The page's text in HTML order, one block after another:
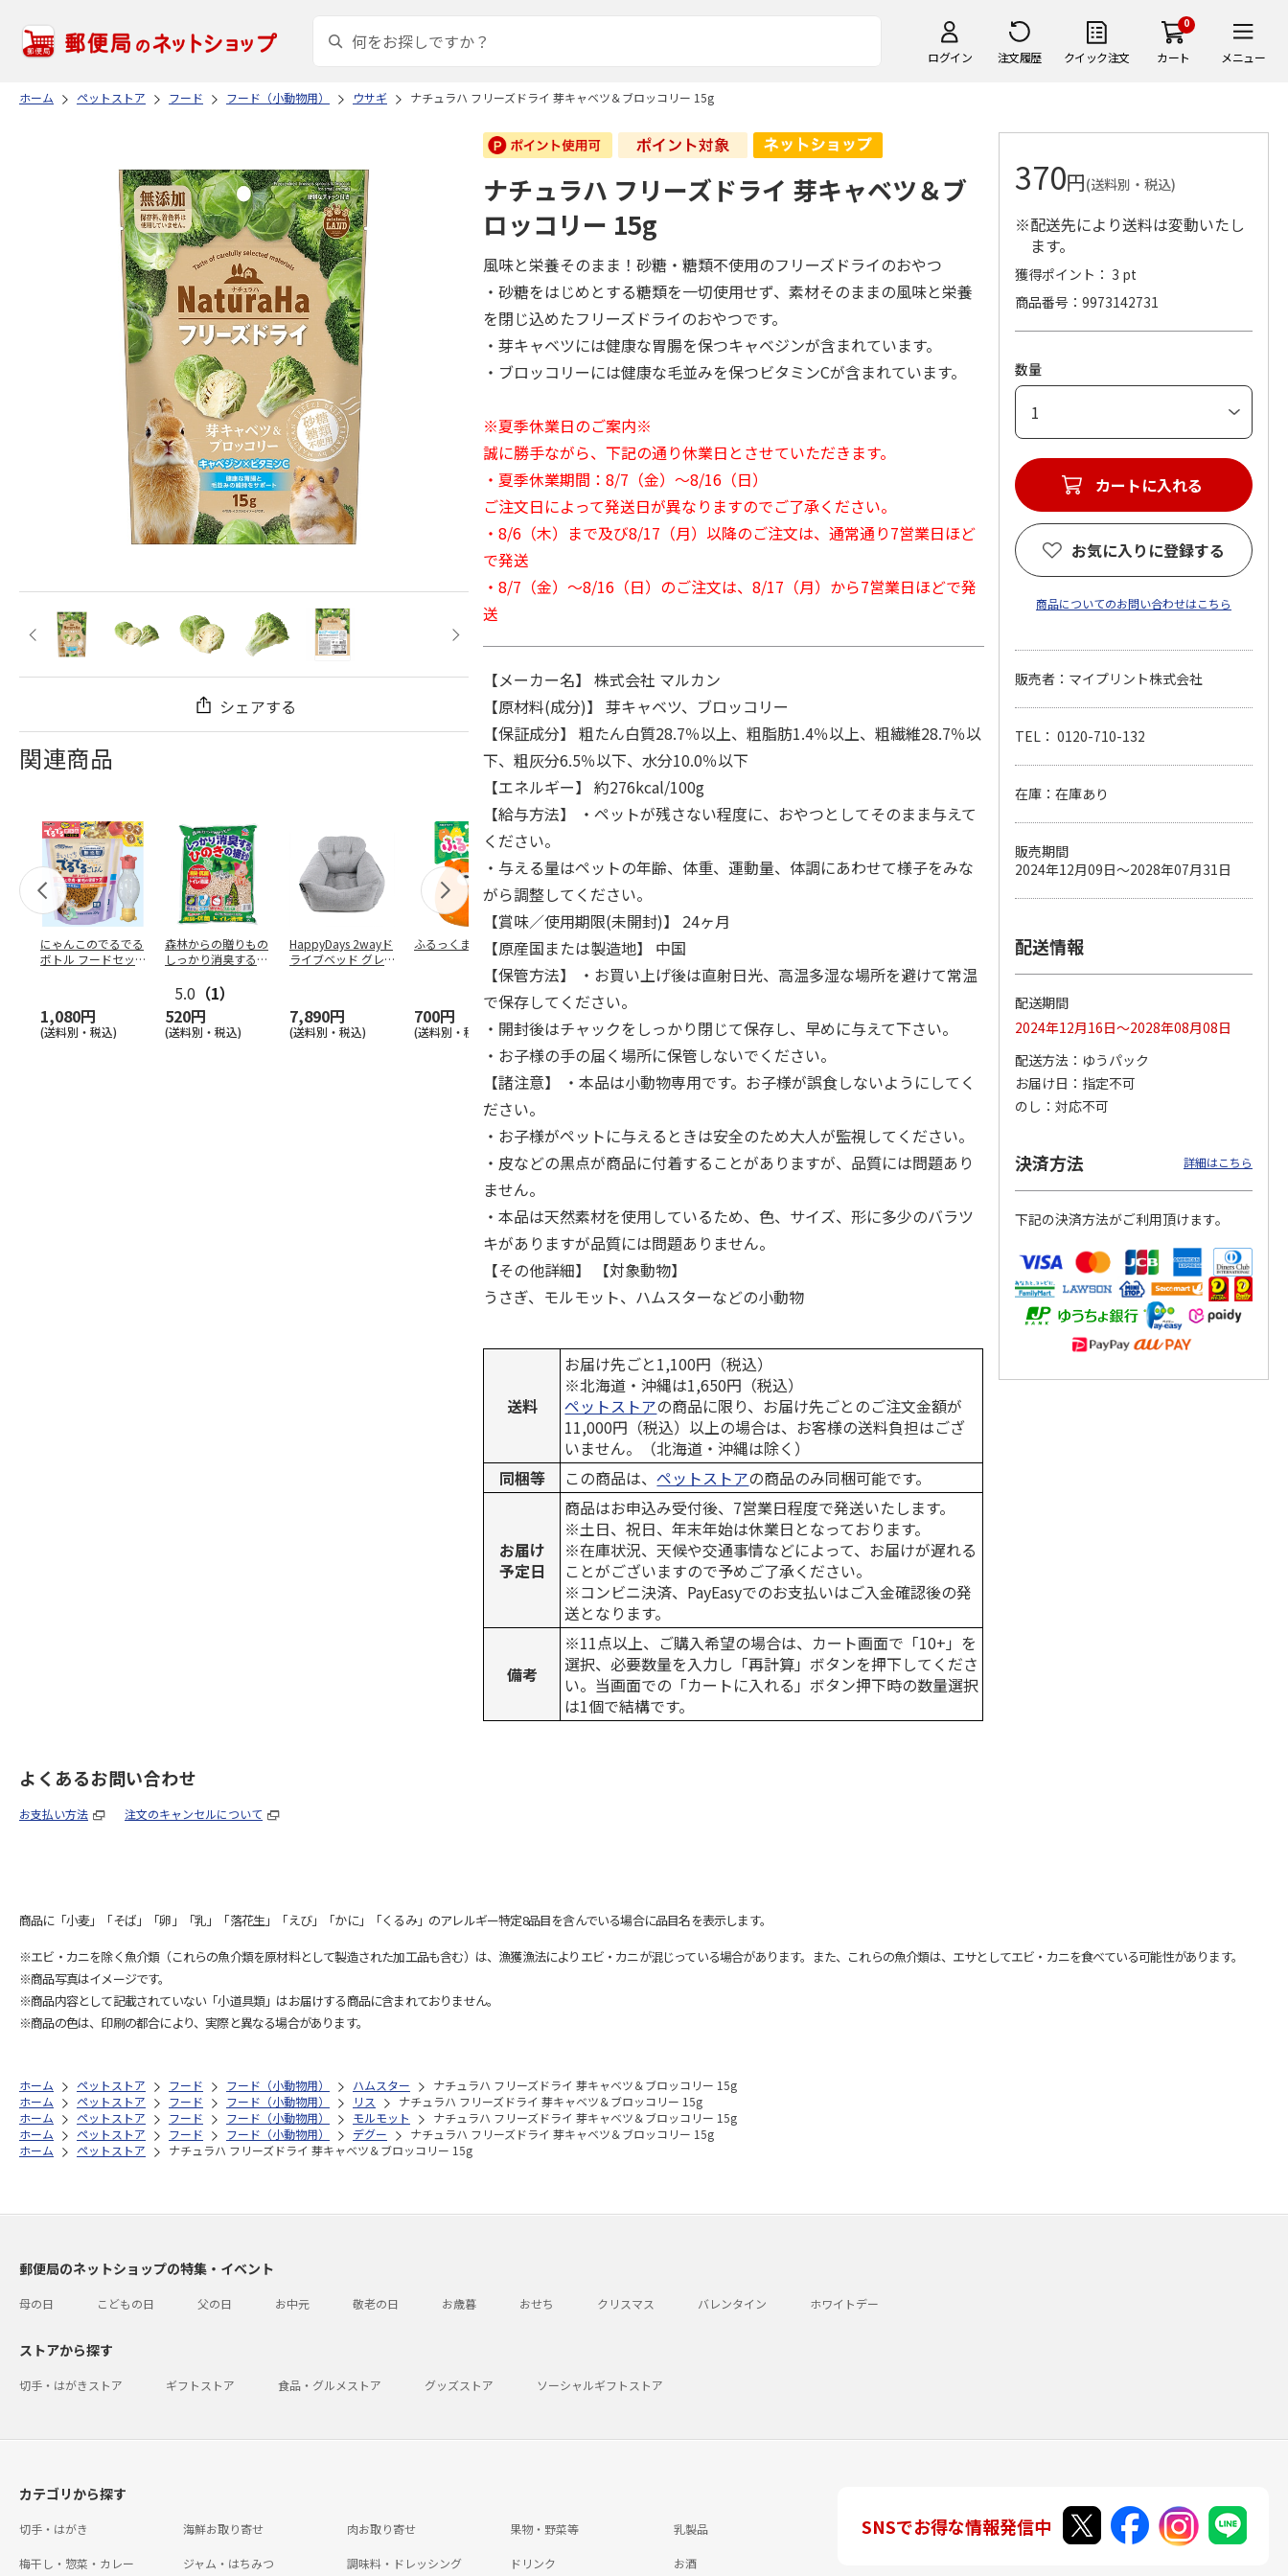
ログイン 注文履歴 クイック注文
0
カート メニュー
ホーム ペットストア フード フード（小動物用） ウサギ ナチュラハ フリーズドライ 芽キャベツ＆ブロッコリー 15g
シェアする
関連商品
にゃんこのでるでる
ボトル フードセッ
1,080円
(送料別・税込)
森林からの贈りもの
しっかり消臭するひ
5.0 （1）
520円
(送料別・税込)
HappyDays 2wayド
ライブベッド グレ
7,890円
(送料別・税込)
ふるっくま みかん
700円
(送料別・税込)
デオトイレ 飛び散
らない消臭・抗菌サ
ンド 4L
1,320円
(送料別・税込)
獣医師開発 ニオイ
をとる砂専用 猫ト
イレ ナチュラルグ
(送料別・税込)
ぐるぐるボーン型 S
(送料別・税込)
こ用 まぐろ・かつ
(送料別・税込)
ペット線香 虹のか
なた フルーティフ
ローラルの香り
590円
(送料別・税込)
えBOX とりささ…
380円
(送料別・税込)
ナチュラハ フリーズドライ 芽キャベツ＆ブ
ロッコリー 15g
風味と栄養そのまま！砂糖・糖類不使用のフリーズドライのおやつ
・砂糖をはじめとする糖類を一切使用せず、素材そのままの風味と栄養
を閉じ込めたフリーズドライのおやつです。
・芽キャベツには健康な胃腸を保つキャベジンが含まれています。
・ブロッコリーには健康な毛並みを保つビタミンCが含まれています。
※夏季休業日のご案内※
誠に勝手ながら、下記の通り休業日とさせていただきます。
・夏季休業期間：8/7（金）～8/16（日）
ご注文日によって発送日が異なりますのでご了承ください。
・8/6（木）まで及び8/17（月）以降のご注文は、通常通り7営業日ほど
で発送
・8/7（金）～8/16（日）のご注文は、8/17（月）から7営業日ほどで発
送
【メーカー名】 株式会社 マルカン
【原材料(成分)】 芽キャベツ、ブロッコリー
【保証成分】 粗たん白質28.7％以上、粗脂肪1.4％以上、粗繊維28.7％以
下、粗灰分6.5％以下、水分10.0％以下
【エネルギー】 約276kcal/100g
【給与方法】 ・ペットが残さない程度に、おやつとしてそのまま与えて
ください。
・与える量はペットの年齢、体重、運動量、体調にあわせて様子をみな
がら調整してください。
【賞味／使用期限(未開封)】 24ヶ月
【原産国または製造地】 中国
【保管方法】 ・お買い上げ後は直射日光、高温多湿な場所を避けて常温
で保存してください。
・開封後はチャックをしっかり閉じて保存し、早めに与えて下さい。
・お子様の手の届く場所に保管しないでください。
【諸注意】 ・本品は小動物専用です。お子様が誤食しないようにしてく
ださい。
・お子様がペットに与えるときは安全のため大人が監視してください。
・皮などの黒点が商品に付着することがありますが、品質には問題あり
ません。
・本品は天然素材を使用しているため、色、サイズ、形に多少のバラツ
キがありますが品質には問題ありません。
【その他詳細】 【対象動物】
うさぎ、モルモット、ハムスターなどの小動物
送料
お届け先ごと1,100円（税込）
※北海道・沖縄は1,650円（税込）
ペットストアの商品に限り、お届け先ごとのご注文金額が
11,000円（税込）以上の場合は、お客様の送料負担はござ
いません。（北海道・沖縄は除く）
同梱等
この商品は、ペットストアの商品のみ同梱可能です。
お届け
予定日
商品はお申込み受付後、7営業日程度で発送いたします。
※土日、祝日、年末年始は休業日となっております。
※在庫状況、天候や交通事情などによって、お届けが遅れる
ことがございますので予めご了承ください。
※コンビニ決済、PayEasyでのお支払いはご入金確認後の発
送となります。
備考
※11点以上、ご購入希望の場合は、カート画面で「10+」を
選択、必要数量を入力し「再計算」ボタンを押下してくださ
い。当画面での「カートに入れる」ボタン押下時の数量選択
は1個で結構です。
370円(送料別・税込)
※配送先により送料は変動いたし
ます。
獲得ポイント： 3 pt
商品番号
9973142731
数量
カートに入れる
お気に入りに登録する
商品についてのお問い合わせはこちら
販売者：マイプリント株式会社
TEL： 0120-710-132
在庫：在庫あり
販売期間
2024年12月09日～2028年07月31日
配送情報
配送期間
2024年12月16日～2028年08月08日
配送方法
ゆうパック
お届け日
指定不可
のし
対応不可
決済方法 詳細はこちら
下記の決済方法がご利用頂けます。
よくあるお問い合わせ
お支払い方法 注文のキャンセルについて
商品に「小麦」「そば」「卵」「乳」「落花生」「えび」「かに」「くるみ」のアレルギー特定8品目を含んでいる場合に品目名を表示します。
※エビ・カニを除く魚介類（これらの魚介類を原材料として製造された加工品も含む）は、漁獲漁法によりエビ・カニが混じっている場合があります。また、これらの魚介類は、エサとしてエビ・カニを食べている可能性があります。
※商品写真はイメージです。
※商品内容として記載されていない「小道具類」はお届けする商品に含まれておりません。
※商品の色は、印刷の都合により、実際と異なる場合があります。
ホーム ペットストア フード フード（小動物用） ハムスター
ナチュラハ フリーズドライ 芽キャベツ＆ブロッコリー 15g
ホーム
ペットストア フード フード（小動物用） リス
ナチュラハ フリーズドライ 芽キャベツ＆ブロッコリー 15g
ホーム
ペットストア フード フード（小動物用） モルモット
ナチュラハ フリーズドライ 芽キャベツ＆ブロッコリー 15g
ホーム
ペットストア フード フード（小動物用） デグー
ナチュラハ フリーズドライ 芽キャベツ＆ブロッコリー 15g
ホーム
ペットストア ナチュラハ フリーズドライ 芽キャベツ＆ブロッコリー 15g
郵便局のネットショップの特集・イベント
母の日 こどもの日 父の日 お中元 敬老の日 お歳暮 おせち クリスマス バレンタイン ホワイトデー
ストアから探す
切手・はがきストア ギフトストア 食品・グルメストア グッズストア ソーシャルギフトストア
カテゴリから探す
切手・はがき 海鮮お取り寄せ 肉お取り寄せ 果物・野菜等 乳製品
梅干し・惣菜・カレー ジャム・はちみつ 調味料・ドレッシング ドリンク お酒
SNSでお得な情報発信中